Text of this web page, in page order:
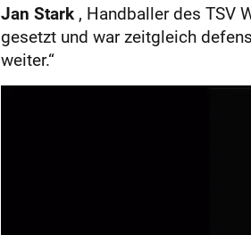
Jan Stark , Handballer des TSV
gesetzt und war zeitgleich
weiter.“